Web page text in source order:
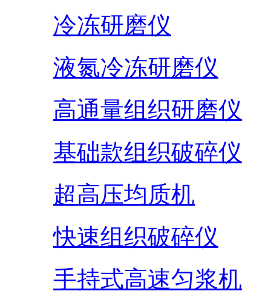
冷冻研磨仪
液氮冷冻研磨仪
高通量组织研磨仪
基础款组织破碎仪
超高压均质机
快速组织破碎仪
手持式高速匀浆机